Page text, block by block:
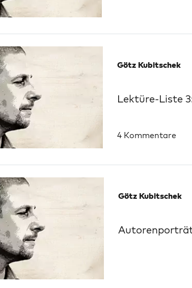
Götz Kubitschek
Lektüre-Liste
4 Kommentare
Götz Kubitschek